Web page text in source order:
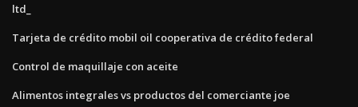
ltd_
Tarjeta de crédito mobil oil cooperativa de crédito federal
Control de maquillaje con aceite
Alimentos integrales vs productos del comerciante joe